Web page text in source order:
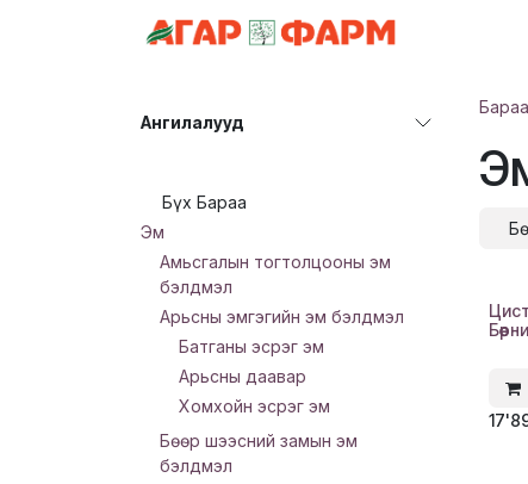
Ангилалууд
Бүх Бараа
Эм
Амьсгалын тогтолцооны эм
бэлдмэл
Арьсны эмгэгийн эм бэлдмэл
Батганы эсрэг эм
Арьсны даавар
Хомхойн эсрэг эм
Бөөр шээсний замын эм
бэлдмэл
Бараа